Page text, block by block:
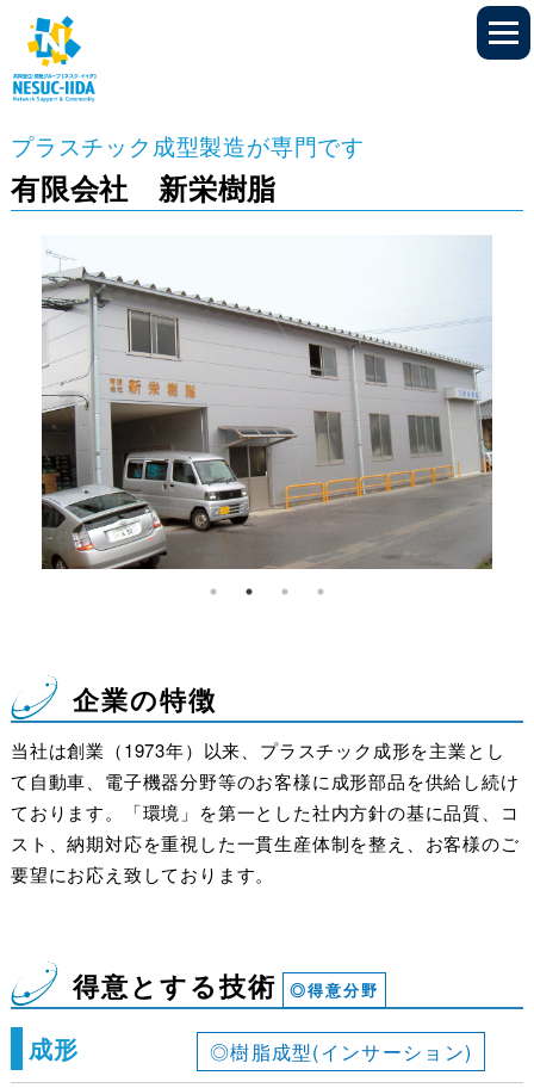
プラスチック成型製造が専門です
有限会社 新栄樹脂
企業の特徴
当社は創業（1973年）以来、プラスチック成形を主業とし
て自動車、電子機器分野等のお客様に成形部品を供給し続け
ております。「環境」を第一とした社内方針の基に品質、コ
スト、納期対応を重視した一貫生産体制を整え、お客様のご
要望にお応え致しております。
得意とする技術 ◎得意分野
成形 ◎樹脂成型(インサーション)